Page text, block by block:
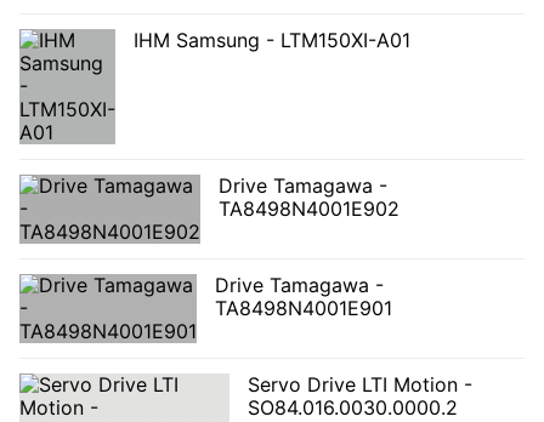
IHM Samsung - LTM150XI-A01
Drive Tamagawa -
TA8498N4001E902
Drive Tamagawa -
TA8498N4001E901
Servo Drive LTI Motion -
SO84.016.0030.0000.2